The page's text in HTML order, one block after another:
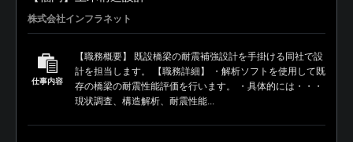
株式会社インフラネット
仕事内容
【職務概要】 既設橋梁の耐震補強設計を手掛ける同社で設
計を担当します。 【職務詳細】 ・解析ソフトを使用して既
存の橋梁の耐震性能評価を行います。 ・具体的には・・・
現状調査、構造解析、耐震性能...